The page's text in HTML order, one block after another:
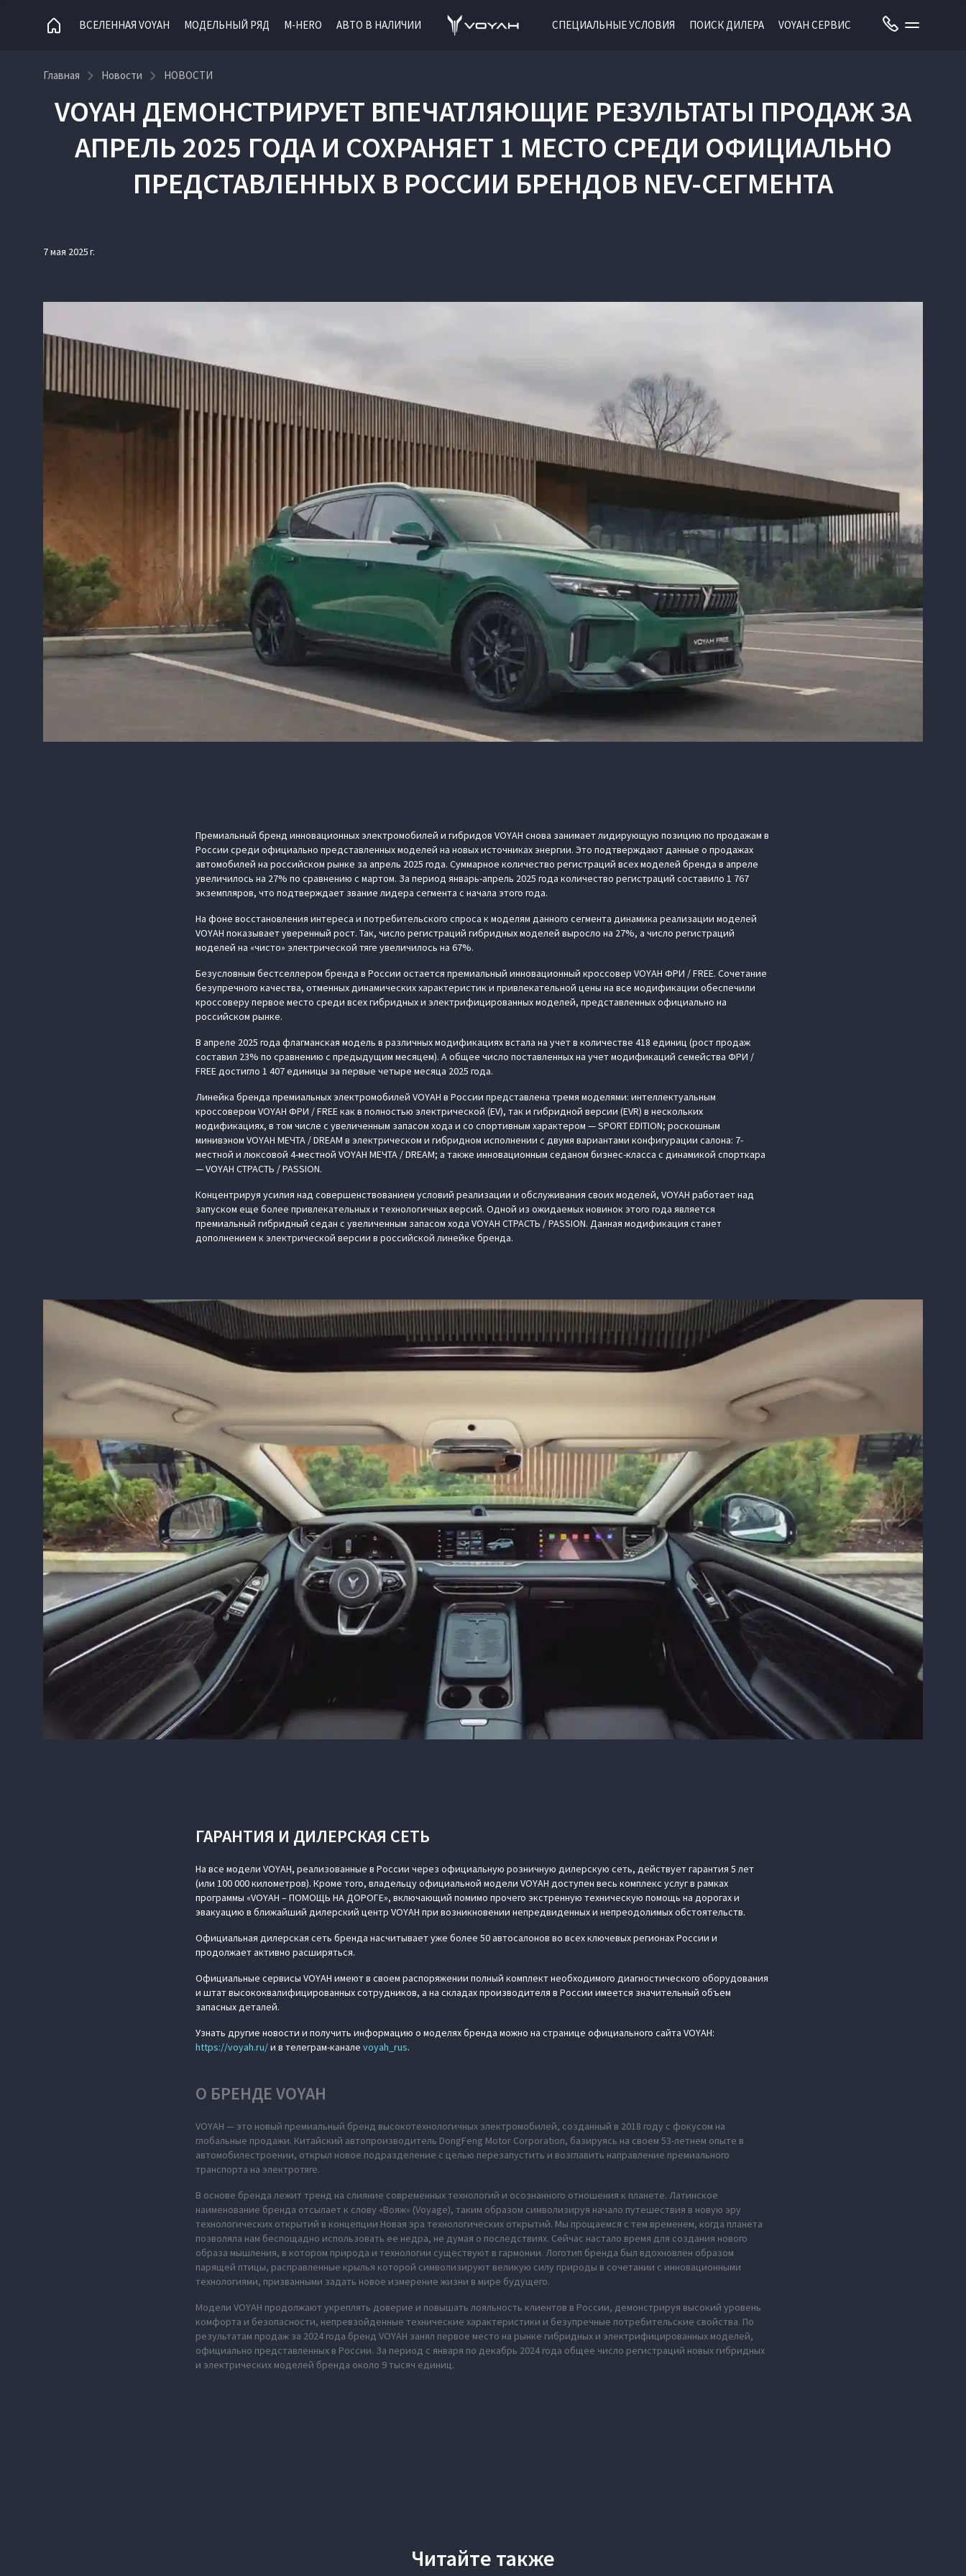
ВСЕЛЕННАЯ VOYAH МОДЕЛЬНЫЙ РЯД M-HERO АВТО В НАЛИЧИИ СПЕЦИАЛЬНЫЕ УСЛОВИЯ ПОИСК ДИЛЕРА VOYAH СЕРВИС
Главная Новости НОВОСТИ
VOYAH ДЕМОНСТРИРУЕТ ВПЕЧАТЛЯЮЩИЕ РЕЗУЛЬТАТЫ ПРОДАЖ ЗА
АПРЕЛЬ 2025 ГОДА И СОХРАНЯЕТ 1 МЕСТО СРЕДИ ОФИЦИАЛЬНО
ПРЕДСТАВЛЕННЫХ В РОССИИ БРЕНДОВ NEV-СЕГМЕНТА
7 мая 2025 г.
Премиальный бренд инновационных электромобилей и гибридов VOYAH снова занимает лидирующую позицию по продажам в
России среди официально представленных моделей на новых источниках энергии. Это подтверждают данные о продажах
автомобилей на российском рынке за апрель 2025 года. Суммарное количество регистраций всех моделей бренда в апреле
увеличилось на 27% по сравнению с мартом. За период январь-апрель 2025 года количество регистраций составило 1 767
экземпляров, что подтверждает звание лидера сегмента с начала этого года.
На фоне восстановления интереса и потребительского спроса к моделям данного сегмента динамика реализации моделей
VOYAH показывает уверенный рост. Так, число регистраций гибридных моделей выросло на 27%, а число регистраций
моделей на «чисто» электрической тяге увеличилось на 67%.
Безусловным бестселлером бренда в России остается премиальный инновационный кроссовер VOYAH ФРИ / FREE. Сочетание
безупречного качества, отменных динамических характеристик и привлекательной цены на все модификации обеспечили
кроссоверу первое место среди всех гибридных и электрифицированных моделей, представленных официально на
российском рынке.
В апреле 2025 года флагманская модель в различных модификациях встала на учет в количестве 418 единиц (рост продаж
составил 23% по сравнению с предыдущим месяцем). А общее число поставленных на учет модификаций семейства ФРИ /
FREE достигло 1 407 единицы за первые четыре месяца 2025 года.
Линейка бренда премиальных электромобилей VOYAH в России представлена тремя моделями: интеллектуальным
кроссовером VOYAH ФРИ / FREE как в полностью электрической (EV), так и гибридной версии (EVR) в нескольких
модификациях, в том числе с увеличенным запасом хода и со спортивным характером — SPORT EDITION; роскошным
минивэном VOYAH МЕЧТА / DREAM в электрическом и гибридном исполнении с двумя вариантами конфигурации салона: 7-
местной и люксовой 4-местной VOYAH МЕЧТА / DREAM; а также инновационным седаном бизнес-класса с динамикой спорткара
— VOYAH СТРАСТЬ / PASSION.
Концентрируя усилия над совершенствованием условий реализации и обслуживания своих моделей, VOYAH работает над
запуском еще более привлекательных и технологичных версий. Одной из ожидаемых новинок этого года является
премиальный гибридный седан с увеличенным запасом хода VOYAH СТРАСТЬ / PASSION. Данная модификация станет
дополнением к электрической версии в российской линейке бренда.
ГАРАНТИЯ И ДИЛЕРСКАЯ СЕТЬ
На все модели VOYAH, реализованные в России через официальную розничную дилерскую сеть, действует гарантия 5 лет
(или 100 000 километров). Кроме того, владельцу официальной модели VOYAH доступен весь комплекс услуг в рамках
программы «VOYAH – ПОМОЩЬ НА ДОРОГЕ», включающий помимо прочего экстренную техническую помощь на дорогах и
эвакуацию в ближайший дилерский центр VOYAH при возникновении непредвиденных и непреодолимых обстоятельств.
Официальная дилерская сеть бренда насчитывает уже более 50 автосалонов во всех ключевых регионах России и
продолжает активно расширяться.
Официальные сервисы VOYAH имеют в своем распоряжении полный комплект необходимого диагностического оборудования
и штат высококвалифицированных сотрудников, а на складах производителя в России имеется значительный объем
запасных деталей.
Узнать другие новости и получить информацию о моделях бренда можно на странице официального сайта VOYAH:
https://voyah.ru/и в телеграм-канале voyah_rus.
О БРЕНДЕ VOYAH
VOYAH — это новый премиальный бренд высокотехнологичных электромобилей, созданный в 2018 году с фокусом на
глобальные продажи. Китайский автопроизводитель DongFeng Motor Corporation, базируясь на своем 53-летнем опыте в
автомобилестроении, открыл новое подразделение с целью перезапустить и возглавить направление премиального
транспорта на электротяге.
В основе бренда лежит тренд на слияние современных технологий и осознанного отношения к планете. Латинское
наименование бренда отсылает к слову «Вояж» (Voyage), таким образом символизируя начало путешествия в новую эру
технологических открытий в концепции Новая эра технологических открытий. Мы прощаемся с тем временем, когда планета
позволяла нам беспощадно использовать ее недра, не думая о последствиях. Сейчас настало время для создания нового
образа мышления, в котором природа и технологии существуют в гармонии. Логотип бренда был вдохновлен образом
парящей птицы, расправленные крылья которой символизируют великую силу природы в сочетании с инновационными
технологиями, призванными задать новое измерение жизни в мире будущего.
Модели VOYAH продолжают укреплять доверие и повышать лояльность клиентов в России, демонстрируя высокий уровень
комфорта и безопасности, непревзойденные технические характеристики и безупречные потребительские свойства. По
результатам продаж за 2024 года бренд VOYAH занял первое место на рынке гибридных и электрифицированных моделей,
официально представленных в России. За период с января по декабрь 2024 года общее число регистраций новых гибридных
и электрических моделей бренда около 9 тысяч единиц.
Читайте также